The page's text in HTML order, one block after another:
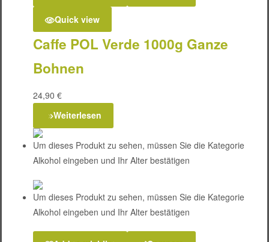
Quick view
Caffe POL Verde 1000g Ganze
Bohnen
24,90 €
Weiterlesen
Um dieses Produkt zu sehen, müssen Sie die Kategorie
Alkohol eingeben und Ihr Alter bestätigen
Um dieses Produkt zu sehen, müssen Sie die Kategorie
Alkohol eingeben und Ihr Alter bestätigen